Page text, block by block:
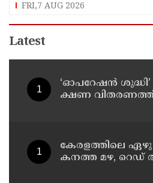
FRI,7 AUG 2026
Latest
‘ഓ​പ​റേ​ഷ​ൻ ശു​ദ്ധി’
ക്ഷ​ണ
കേരളത്തിലെ ഏഴു
കനത്ത മഴ, റെഡ്